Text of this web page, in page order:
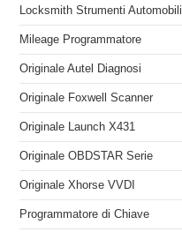
Locksmith Strumenti Automobili
Mileage Programmatore
Originale Autel Diagnosi
Originale Foxwell Scanner
Originale Launch X431
Originale OBDSTAR Serie
Originale Xhorse VVDI
Programmatore di Chiave